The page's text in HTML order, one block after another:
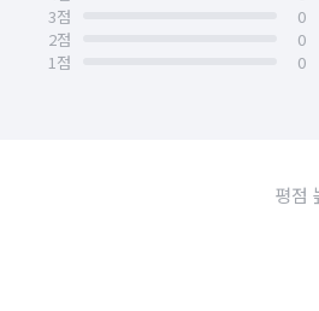
3점
0
2점
0
1점
0